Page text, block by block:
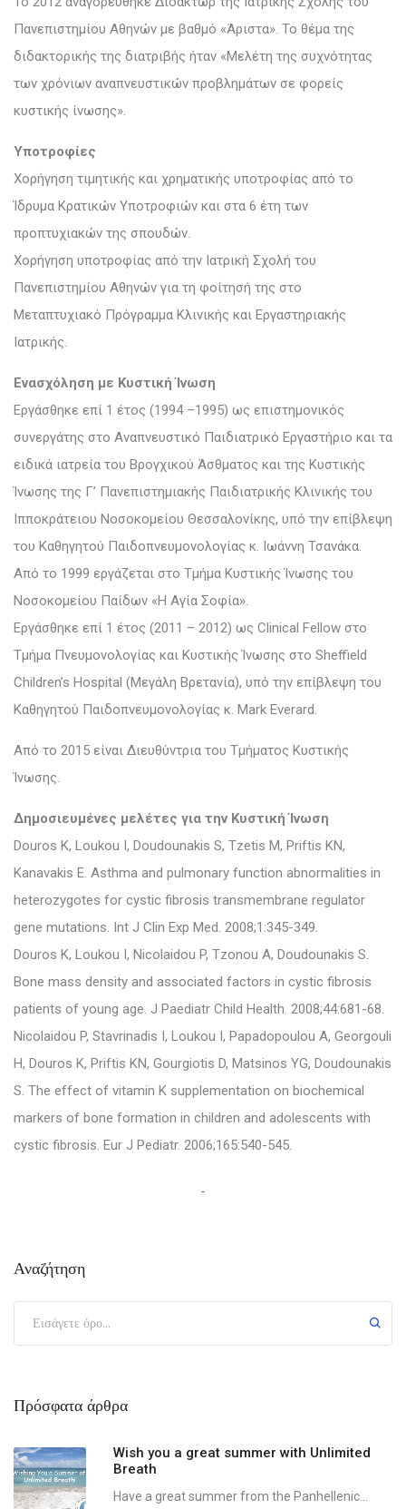
Πανεπιστημίου Αθηνών με βαθμό «Άριστα». Το θέμα της
διδακτορικής της διατριβής ήταν «Μελέτη της συχνότητας
των χρόνιων αναπνευστικών προβλημάτων σε φορείς
κυστικής ίνωσης».
Υποτροφίες
Χορήγηση τιμητικής και χρηματικής υποτροφίας από το
Ίδρυμα Κρατικών Υποτροφιών και στα 6 έτη των
προπτυχιακών της σπουδών.
Χορήγηση υποτροφίας από την Ιατρική Σχολή του
Πανεπιστημίου Αθηνών για τη φοίτησή της στο
Μεταπτυχιακό Πρόγραμμα Κλινικής και Εργαστηριακής
Ιατρικής.
Ενασχόληση με Κυστική Ίνωση
Εργάσθηκε επί 1 έτος (1994 –1995) ως επιστημονικός
συνεργάτης στο Αναπνευστικό Παιδιατρικό Εργαστήριο και τα
ειδικά ιατρεία του Βρογχικού Άσθματος και της Κυστικής
Ίνωσης της Γ’ Πανεπιστημιακής Παιδιατρικής Κλινικής του
Ιπποκράτειου Νοσοκομείου Θεσσαλονίκης, υπό την επίβλεψη
του Καθηγητού Παιδοπνευμονολογίας κ. Ιωάννη Τσανάκα.
Από το 1999 εργάζεται στο Τμήμα Κυστικής Ίνωσης του
Νοσοκομείου Παίδων «Η Αγία Σοφία».
Εργάσθηκε επί 1 έτος (2011 – 2012) ως Clinical Fellow στο
Τμήμα Πνευμονολογίας και Κυστικής Ίνωσης στο Sheffield
Children’s Hospital (Μεγάλη Βρετανία), υπό την επίβλεψη του
Καθηγητού Παιδοπνευμονολογίας κ. Mark Everard.
Από το 2015 είναι Διευθύντρια του Τμήματος Κυστικής
Ίνωσης.
Δημοσιευμένες μελέτες για την Κυστική Ίνωση
Douros K, Loukou I, Doudounakis S, Tzetis M, Priftis KN,
Kanavakis E. Asthma and pulmonary function abnormalities in
heterozygotes for cystic fibrosis transmembrane regulator
gene mutations. Int J Clin Exp Med. 2008;1:345-349.
Douros K, Loukou I, Nicolaidou P, Tzonou A, Doudounakis S.
Bone mass density and associated factors in cystic fibrosis
patients of young age. J Paediatr Child Health. 2008;44:681-68.
Nicolaidou P, Stavrinadis I, Loukou I, Papadopoulou A, Georgouli
H, Douros K, Priftis KN, Gourgiotis D, Matsinos YG, Doudounakis
S. The effect of vitamin K supplementation on biochemical
markers of bone formation in children and adolescents with
cystic fibrosis. Eur J Pediatr. 2006;165:540-545.
Αναζήτηση
Πρόσφατα άρθρα
Wish you a great summer with Unlimited
Breath
Have a great summer from the Panhellenic...